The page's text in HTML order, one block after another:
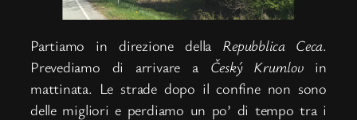
Partiamo in direzione della Repubblica Ceca.
Prevediamo di arrivare a Český Krumlovin
mattinata. Le strade dopo il confine non sono
delle migliori e perdiamo un po’ di tempo tra i